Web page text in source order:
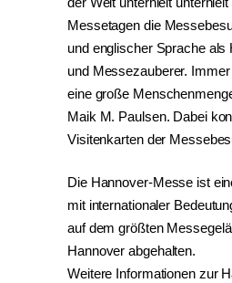
Messetagen die
und englischer Sprache als
und Messezauberer.
eine große
Maik M. Paulsen. Dabei
Visitenkarten der
Die Hannover-Messe ist
mit internationaler
auf dem größten
Hannover abgehalten.
Weitere Informationen zur